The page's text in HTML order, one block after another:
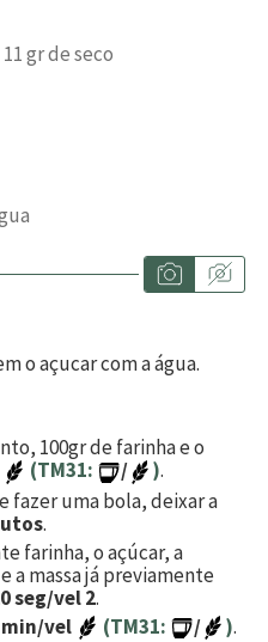
gr de seco
o açucar com a água.
100gr de farinha e o
(TM31: / ).
fazer uma bola, deixar a
.
farinha, o açúcar, a
a massa já previamente
seg/vel 2.
min/vel (TM31: / ).